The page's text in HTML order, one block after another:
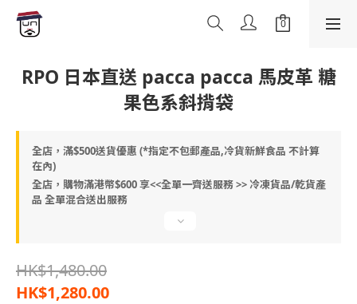
RPO 日本直送 pacca pacca 馬皮革 糖
果色系斜揹袋
全店，滿$500送貨優惠 (*指定不包郵產品,冷貨新鮮食品 不計算
在內)
全店，購物滿港幣$600 享<<全單一齊送服務 >> 冷凍貨品/乾貨產
品 全單混合送出服務
HK$1,480.00
HK$1,280.00